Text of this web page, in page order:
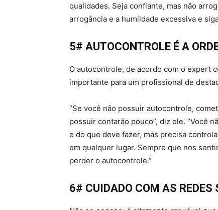
qualidades. Seja confiante, mas não
arrogância e a humildade excessiva e
5# AUTOCONTROLE É A
O autocontrole, de acordo com o expert
importante para um profissional de
“Se você não possuir autocontrole,
possuir contarão pouco”, diz ele. “Você
e do que deve fazer, mas precisa
em qualquer lugar. Sempre que nos
perder o autocontrole.”
6# CUIDADO COM AS REDES